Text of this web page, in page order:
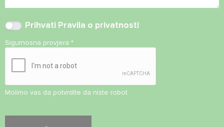
Prihvati Pravila o privatnosti
Sigurnosna provjera *
Molimo vas da potvrdite da niste robot.